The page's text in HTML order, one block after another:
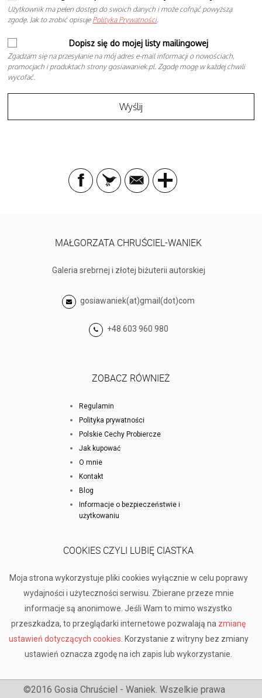
Użytkownik ma pełen dostęp do swoich danych i może cofnąć powyższą
zgodę. Jak to zrobić opisuje Polityka Prywatności.
Dopisz się do mojej listy mailingowej
Zgadzam się na przesyłanie na mój adres e-mail informacji o nowościach,
promocjach i produktach strony gosiawaniek.pl. Zgodę mogę w każdej chwili
wycofać.
MAŁGORZATA CHRUŚCIEL-WANIEK
Galeria srebrnej i złotej biżuterii autorskiej
gosiawaniek(at)gmail(dot)com
+48 603 960 980
ZOBACZ RÓWNIEŻ
Regulamin
Polityka prywatności
Polskie Cechy Probiercze
Jak kupować
O mnie
Kontakt
Blog
Informacje o bezpieczeństwie i
użytkowaniu
COOKIES CZYLI LUBIĘ CIASTKA
Moja strona wykorzystuje pliki cookies wyłącznie w celu poprawy
wydajności i użyteczności serwisu. Zbierane przeze mnie
informacje są anonimowe. Jeśli Wam to mimo wszystko
przeszkadza, to przeglądarki internetowe pozwalają na zmianę
ustawień dotyczących cookies . Korzystanie z witryny bez zmiany
ustawień oznacza zgodę na ich zapis lub wykorzystanie.
©2016 Gosia Chruściel - Waniek. Wszelkie prawa